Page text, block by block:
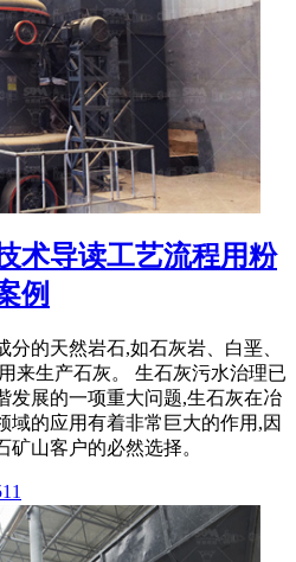
术导读工艺流程用粉
例
分的天然岩石,如石灰岩、白垩、
来生产石灰。 生石灰污水治理已
发展的一项重大问题,生石灰在冶
域的应用有着非常巨大的作用,因
山客户的必然选择。